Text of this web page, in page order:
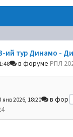
ий тур Динамо -
в форуме РПЛ
янв 2026, 18:20
в фор